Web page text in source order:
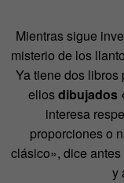
Mientras sigue
misterio de los
Ya tiene dos libros
ellosdibujados
interesa
proporciones o
clásico», dice
y